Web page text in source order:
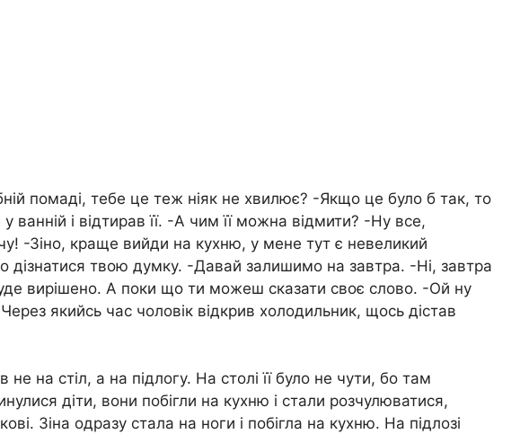
помаді, тебе це теж ніяк не хвилює? -Якщо це було б так, то
ванній і відтирав її. -А чим її можна відмити? -Ну все,
-Зіно, краще вийди на кухню, у мене тут є невеликий
дізнатися твою думку. -Давай залишимо на завтра. -Ні, завтра
вирішено. А поки що ти можеш сказати своє слово. -Ой ну
якийсь час чоловік відкрив холодильник, щось дістав
не на стіл, а на підлогу. На столі її було не чути, бо там
діти, вони побігли на кухню і стали розчулюватися,
Зіна одразу стала на ноги і побігла на кухню. На підлозі